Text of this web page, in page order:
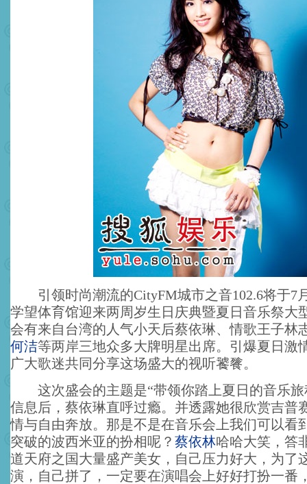
引领时尚潮流的CityFM城市之音102.6将于7
学望体育馆迎来两周岁生日庆典暨夏日音乐祭大
会有来自台湾的人气小天后蔡依琳、情歌王子林
何洁等两岸三地众多大牌明星出席。引爆夏日激
广大歌迷共同分享这场盛大的视听饕餮。
这次盛会的主题是“带领你踏上夏日的音乐旅
信息后，蔡依琳直呼过瘾。并透露她很欣赏吉普
情与自由奔放。那是不是在音乐会上我们可以看
突破的波西米亚的扮相呢？ 蔡依林哈哈大笑，答
道天府之国大量盛产美女，自己压力好大，为了
演，自己拼了，一定要在演唱会上好好打扮一番